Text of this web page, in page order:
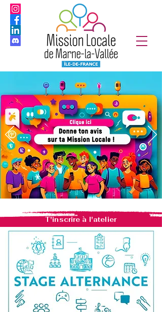
T'inscrire à l'atelier